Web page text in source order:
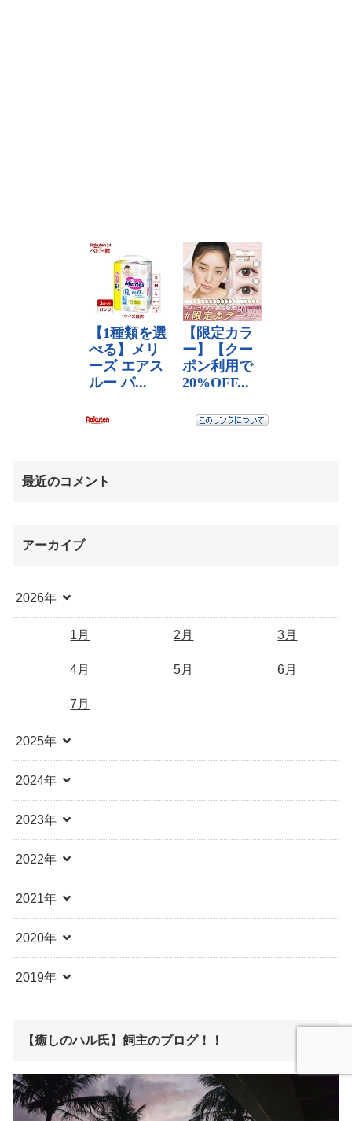
最近のコメント
アーカイブ
2026年
1月 2月 3月
4月 5月 6月
7月
2025年
2024年
2023年
2022年
2021年
2020年
2019年
【癒しのハル氏】飼主のブログ！！